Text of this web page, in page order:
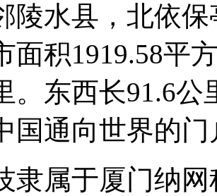
陵水县，北依
面积1919.58平
。东西长91.6
国通向世界的
隶属于厦门纳